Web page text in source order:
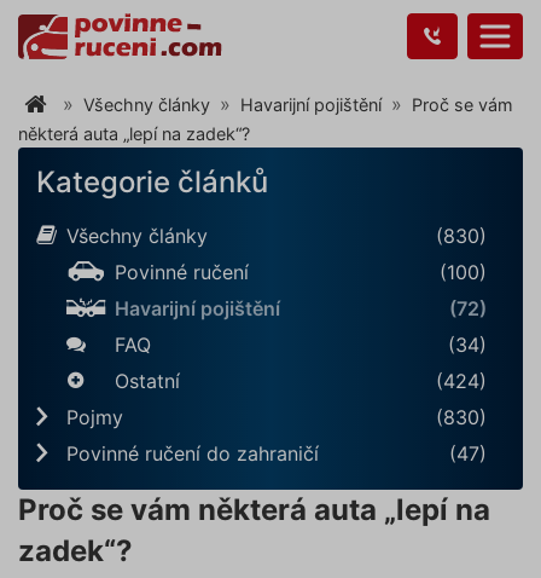
Všechny články Havarijní pojištění
Proč se vám
některá auta „lepí na zadek“?
Kategorie článků
Všechny články
(830)
Povinné ručení
(100)
Havarijní pojištění
(72)
FAQ
(34)
Ostatní
(424)
Pojmy
(830)
Povinné ručení do zahraničí
(47)
Proč se vám některá auta „lepí na
zadek“?